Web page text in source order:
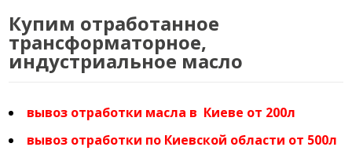
Купим отработанное
трансформаторное,
индустриальное масло
вывоз отработки масла в Киеве от 200л
вывоз отработки по Киевской области от 500л